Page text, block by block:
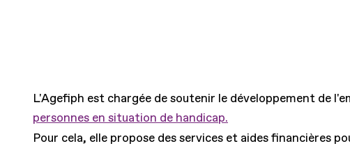
L'Agefiph est chargée de soutenir le développement de
personnes en situation de handicap.
Pour cela, elle propose des services et aides financières